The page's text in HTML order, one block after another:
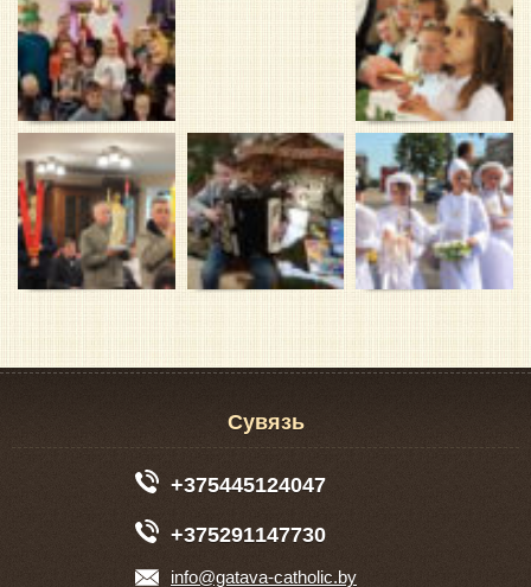
Сувязь
+375445124047
+375291147730
info@gatava-catholic.by